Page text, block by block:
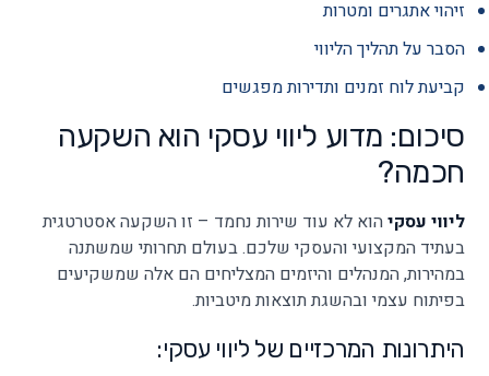
זיהוי אתגרים ומטרות
הסבר על תהליך הליווי
קביעת לוח זמנים ותדירות מפגשים
סיכום: מדוע ליווי עסקי הוא השקעה
חכמה?
ליווי עסקיהוא לא עוד שירות נחמד – זו השקעה אסטרטגית
בעתיד המקצועי והעסקי שלכם. בעולם תחרותי שמשתנה
במהירות, המנהלים והיזמים המצליחים הם אלה שמשקיעים
בפיתוח עצמי ובהשגת תוצאות מיטביות.
היתרונות המרכזיים של ליווי עסקי: